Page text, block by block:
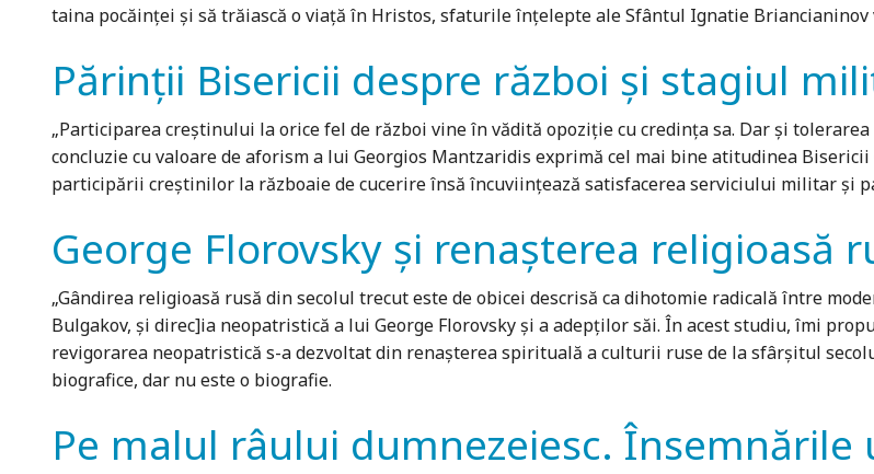
taina pocăinței și să trăiască o viață în Hristos, sfaturile înțelepte ale Sfântul Ignatie Briancianinov
Părinţii Bisericii despre război şi stagiul
„Participarea creştinului la orice fel de război vine în vădită opoziţie cu credinţa sa. Dar şi
concluzie cu valoare de aforism a lui Georgios Mantzaridis exprimă cel mai bine atitudinea
participării creştinilor la războaie de cucerire însă încuviinţează satisfacerea serviciului militar şi
George Florovsky şi renaşterea religioasă
„Gândirea religioasă rusă din secolul trecut este de obicei descrisă ca dihotomie radicală între
Bulgakov, şi direc]ia neopatristică a lui George Florovsky şi a adepţilor săi. În acest studiu, îmi
revigo­rarea neopatristică s-a dezvoltat din renaşterea spirituală a culturii ruse de la sfârşitul
biografice, dar nu este o biografie.
Pe malul râului dumnezeiesc.